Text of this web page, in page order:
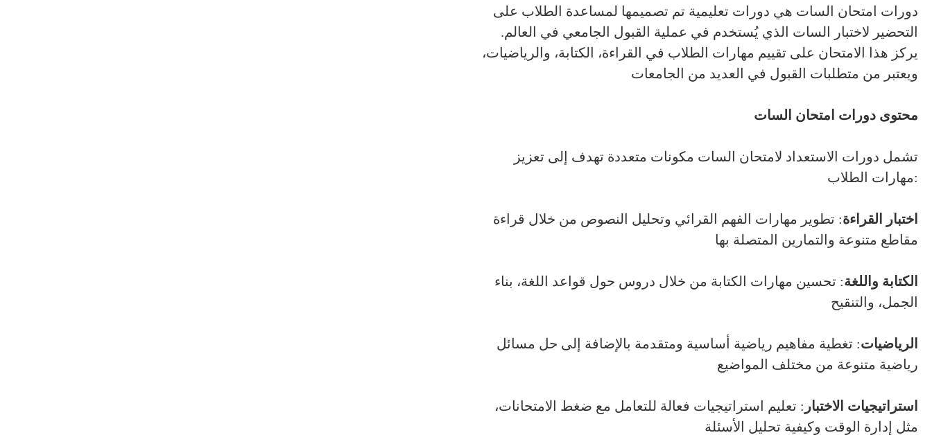
دورات امتحان السات هي دورات تعليمية تم تصميمها لمساعدة الطلاب على
التحضير لاختبار السات الذي يُستخدم في عملية القبول الجامعي في العالم.
يركز هذا الامتحان على تقييم مهارات الطلاب في القراءة، الكتابة، والرياضيات،
ويعتبر من متطلبات القبول في العديد من الجامعات
محتوى دورات امتحان السات
تشمل دورات الاستعداد لامتحان السات مكونات متعددة تهدف إلى تعزيز
مهارات الطلاب:
اختبار القراءة: تطوير مهارات الفهم القرائي وتحليل النصوص من خلال قراءة
مقاطع متنوعة والتمارين المتصلة بها
الكتابة واللغة: تحسين مهارات الكتابة من خلال دروس حول قواعد اللغة، بناء
الجمل، والتنقيح
الرياضيات: تغطية مفاهيم رياضية أساسية ومتقدمة بالإضافة إلى حل مسائل
رياضية متنوعة من مختلف المواضيع
استراتيجيات الاختبار : تعليم استراتيجيات فعالة للتعامل مع ضغط الامتحانات،
مثل إدارة الوقت وكيفية تحليل الأسئلة